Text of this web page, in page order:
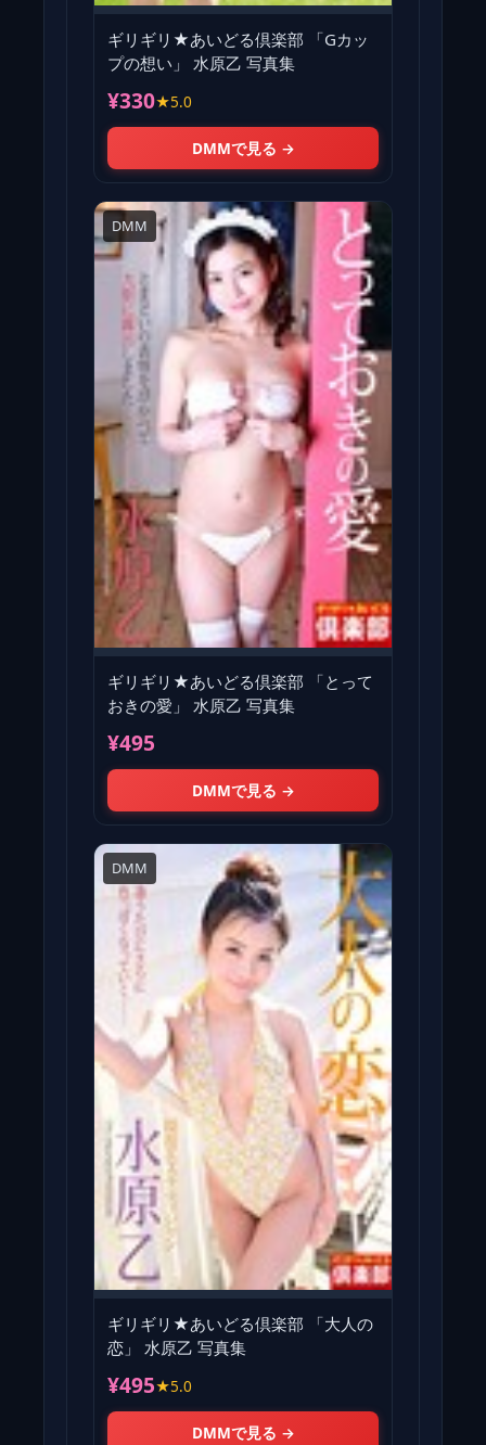
ギリギリ★あいどる倶楽部 「Gカッ
プの想い」 水原乙 写真集
¥330★5.0
DMMで見る →
DMM
ギリギリ★あいどる倶楽部 「とって
おきの愛」 水原乙 写真集
¥495
DMMで見る →
DMM
ギリギリ★あいどる倶楽部 「大人の
恋」 水原乙 写真集
¥495★5.0
DMMで見る →